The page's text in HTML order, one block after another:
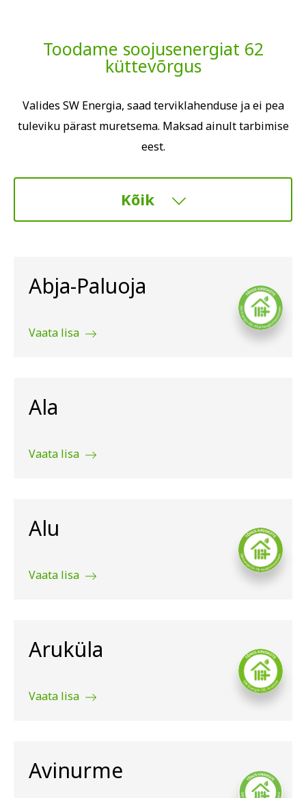
Toodame soojusenergiat 62
küttevõrgus
Valides SW Energia, saad terviklahenduse ja ei pea
tuleviku pärast muretsema. Maksad ainult tarbimise
eest.
Kõik
Abja-Paluoja
Vaata lisa
Ala
Vaata lisa
Alu
Vaata lisa
Aruküla
Vaata lisa
Avinurme